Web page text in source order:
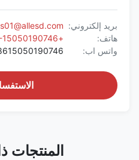
بريد إلكتروني:
هاتف:
+86-15050190746
واتس اب:
المنتجات